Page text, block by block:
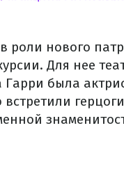
нового
Для нее
Гарри была